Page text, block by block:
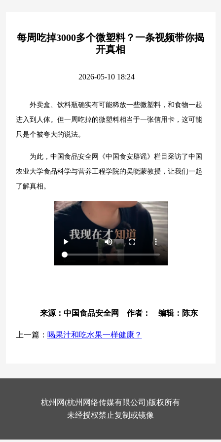
每周吃掉3000多个微塑料？一条视频带你揭
开真相
2026-05-10 18:24
外卖盒、饮料瓶确实有可能稀放一些微塑料，和食物一起
进入到人体。但一周吃掉的微塑料相当于一张信用卡，这可能
只是个被夸大的说法。
为此，中国食品安全网《中国食安辟谣》栏目采访了中国
农业大学食品科学与营养工程学院的吴晓蒙教授，让我们一起
了解真相。
来源：中国食品安全网 作者： 编辑：陈东
上一篇： 喝果汁和吃水果一样健康？
杭州网(杭州网络传媒有限公司)版权所有
未经授权禁止复制或镜像